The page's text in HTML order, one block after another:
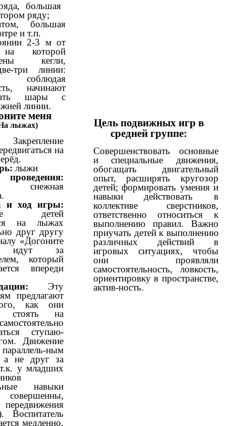
большая
ряду;
большая
и т.п.
2-3 м от
которой
кегли,
три линии:
начинают
шары с
линии.
меня
лыжах)
Закрепление
на
лыжи
снежная
и ход игры:
детей
на лыжах
друг другу
«Догоните
идут за
который
впереди
Эту
предлагают
как они
стоять на
ступаю-
Движение
ным
не друг за
у младших
навыки
Воспитатель
медленно,
Цель подвижных игр в
средней группе:
Совершенствовать основные
и специальные движения,
обогащать двигательный
опыт, расширять кругозор
детей; формировать умения и
навыки действовать в
коллективе сверстников,
ответственно относиться к
выполнению правил. Важно
приучать детей к выполнению
различных действий в
игровых ситуациях, чтобы
они проявляли
самостоятельность, ловкость,
ориентировку в пространстве,
актив-ность.